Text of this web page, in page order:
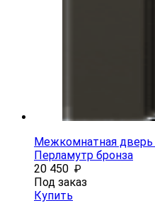
Межкомнатная дверь
Перламутр бронза
20 450 ₽
Под заказ
Купить